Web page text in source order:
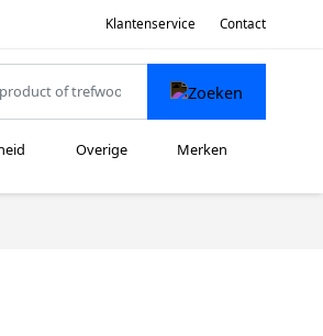
Klantenservice Contact
Overige Merken